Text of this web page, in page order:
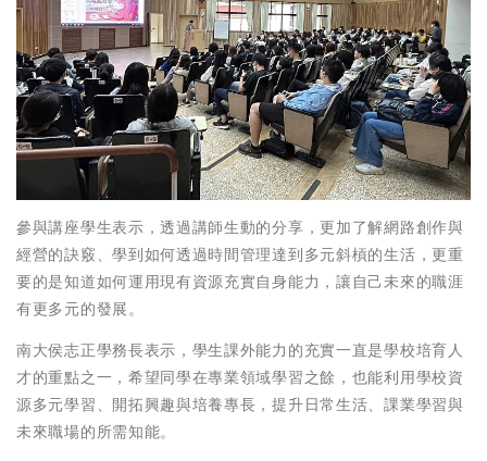
參與講座學生表示，透過講師生動的分享，更加了解網路創作與
經營的訣竅、學到如何透過時間管理達到多元斜槓的生活，更重
要的是知道如何運用現有資源充實自身能力，讓自己未來的職涯
有更多元的發展。
南大侯志正學務長表示，學生課外能力的充實一直是學校培育人
才的重點之一，希望同學在專業領域學習之餘，也能利用學校資
源多元學習、開拓興趣與培養專長，提升日常生活、課業學習與
未來職場的所需知能。